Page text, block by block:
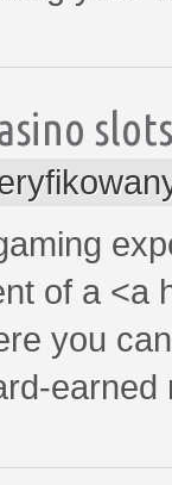
slots
of a <a
you
earned